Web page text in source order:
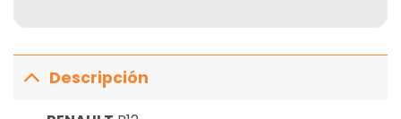
Descripción